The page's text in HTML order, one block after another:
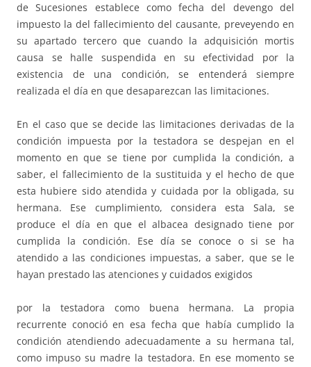
de Sucesiones establece como fecha del devengo del
impuesto la del fallecimiento del causante, preveyendo en
su apartado tercero que cuando la adquisición mortis
causa se halle suspendida en su efectividad por la
existencia de una condición, se entenderá siempre
realizada el día en que desaparezcan las limitaciones.
En el caso que se decide las limitaciones derivadas de la
condición impuesta por la testadora se despejan en el
momento en que se tiene por cumplida la condición, a
saber, el fallecimiento de la sustituida y el hecho de que
esta hubiere sido atendida y cuidada por la obligada, su
hermana. Ese cumplimiento, considera esta Sala, se
produce el día en que el albacea designado tiene por
cumplida la condición. Ese día se conoce o si se ha
atendido a las condiciones impuestas, a saber, que se le
hayan prestado las atenciones y cuidados exigidos
por la testadora como buena hermana. La propia
recurrente conoció en esa fecha que había cumplido la
condición atendiendo adecuadamente a su hermana tal,
como impuso su madre la testadora. En ese momento se